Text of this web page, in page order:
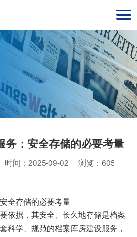
务：安全存储的必要考量
间：2025-09-02 浏览：605
全存储的必要考量
依据，其安全、长久地存储是档案
科学、规范的档案库房建设服务，